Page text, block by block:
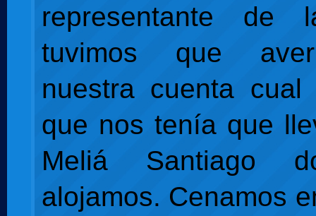
representante de
tuvimos que
nuestra cuenta
que nos tenía que
Meliá Santiago
alojamos. Cenamos